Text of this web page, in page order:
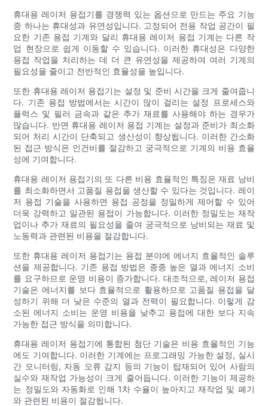
휴대용 레이저 용접기를 경쟁력 있는 옵션으로 만드는 주요 기능
중 하나는 휴대성과 유연성입니다. 고정되어 전용 작업 공간이 필
요한 기존 용접 기계와 달리 휴대용 레이저 용접 기계는 다른 작
업 현장으로 쉽게 이동할 수 있습니다. 이러한 휴대성은 다양한
용접 작업을 처리하는 데 더 큰 유연성을 제공하여 여러 기계의
필요성을 줄이고 전반적인 효율성을 높입니다.
또한 휴대용 레이저 용접기는 설정 및 준비 시간을 크게 줄여줍니
다. 기존 용접 방법에서는 시간이 많이 걸리는 설정 프로세스와
플럭스 및 필러 금속과 같은 추가 재료를 사용해야 하는 경우가
많습니다. 반면 휴대용 레이저 용접 기계는 설정과 준비가 최소화
되어 처리 시간이 단축되고 생산성이 향상됩니다. 이러한 간소화
된 접근 방식은 인건비를 절감하고 궁극적으로 기계의 비용 효율
성에 기여합니다.
휴대용 레이저 용접기의 또 다른 비용 효율적인 특징은 재료 낭비
를 최소화하면서 고품질 용접을 생산할 수 있다는 것입니다. 레이
저 용접 기술을 사용하면 용접 공정을 정밀하게 제어할 수 있어
더욱 강력하고 일관된 용접이 가능합니다. 이러한 정밀도는 재작
업이나 추가 재료의 필요성을 줄여 궁극적으로 낭비되는 재료 및
노동력과 관련된 비용을 절감합니다.
또한 휴대용 레이저 용접기는 용접 분야에 에너지 효율적인 솔루
션을 제공합니다. 기존 용접 방법은 종종 높은 열과 에너지 소비
를 요구하므로 운영 비용이 증가합니다. 대조적으로, 레이저 용접
기술은 에너지를 보다 효율적으로 활용하므로 고품질 용접을 달
성하기 위해 더 낮은 수준의 열과 전력이 필요합니다. 이렇게 감
소된 에너지 소비는 운영 비용을 낮추고 용접에 대한 보다 지속
가능한 접근 방식을 의미합니다.
휴대용 레이저 용접기에 통합된 첨단 기술은 비용 효율적인 기능
에도 기여합니다. 이러한 기계에는 프로그래밍 가능한 설정, 실시
간 모니터링, 자동 오류 감지 등의 기능이 탑재되어 있어 사람의
실수와 재작업 가능성이 크게 줄어듭니다. 이러한 기능이 제공하
는 정밀도와 자동화로 인해 1차 수율이 높아지고 재작업 및 폐기
와 관련된 비용이 절감됩니다.